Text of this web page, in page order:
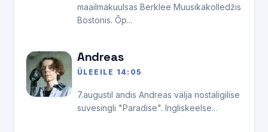
maailmakuulsas Berklee Muusikakolledžis
Bostonis. Õp...
ÜLEEILE 14:05
Andreas
7.augustil andis Andreas välja nostaligilise
suvesingli "Paradise". Ingliskeelse...